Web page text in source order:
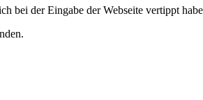
bei der Eingabe der Webseite vertippt